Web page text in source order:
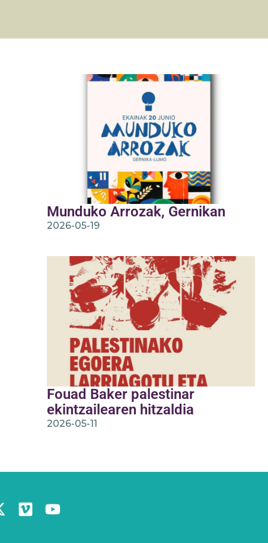
Munduko Arrozak, Gernikan
2026-05-19
Fouad Baker palestinar
ekintzailearen hitzaldia
2026-05-11